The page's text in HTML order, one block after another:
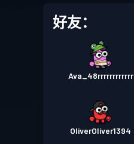
好友：
Ava_48rrrrrrrrrrrr
OliverOliver1394